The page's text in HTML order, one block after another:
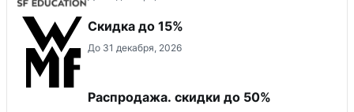
Скидка до 15%
До 31 декабря, 2026
Распродажа. скидки до 50%